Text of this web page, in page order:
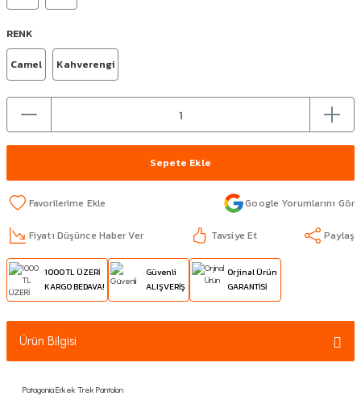
RENK
Camel
Kahverengi
Sepete Ekle
Google Yorumlarını Gör
Fiyatı Düşünce Haber Ver Tavsiye Et Paylaş
1000 TL ÜZERİ
KARGO BEDAVA!
Güvenli
ALIŞVERİŞ
Orjinal Ürün
GARANTİSİ
Ürün Bilgisi
Patagonia Erkek Trek Pantolon